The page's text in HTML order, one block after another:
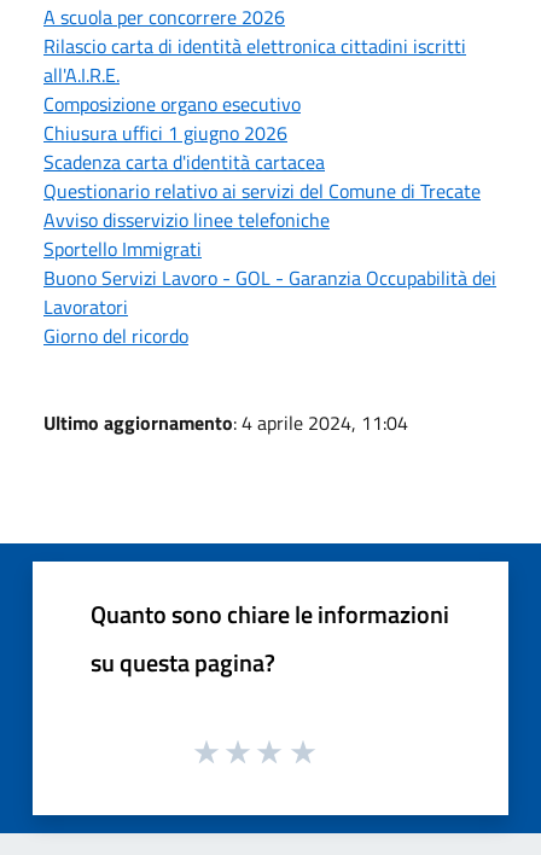
A scuola per concorrere 2026
Rilascio carta di identità elettronica cittadini iscritti
all'A.I.R.E.
Composizione organo esecutivo
Chiusura uffici 1 giugno 2026
Scadenza carta d'identità cartacea
Questionario relativo ai servizi del Comune di Trecate
Avviso disservizio linee telefoniche
Sportello Immigrati
Buono Servizi Lavoro - GOL - Garanzia Occupabilità dei
Lavoratori
Giorno del ricordo
Ultimo aggiornamento: 4 aprile 2024, 11:04
Quanto sono chiare le informazioni
su questa pagina?